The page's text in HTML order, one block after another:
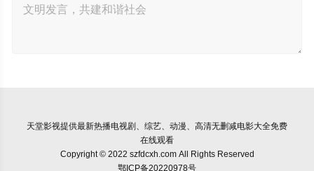
天堂影视提供最新热播电视剧、综艺、动漫、高清无删减电影大全免费
在线观看
Copyright © 2022 szfdcxh.com All Rights Reserved
鄂ICP备20220978号